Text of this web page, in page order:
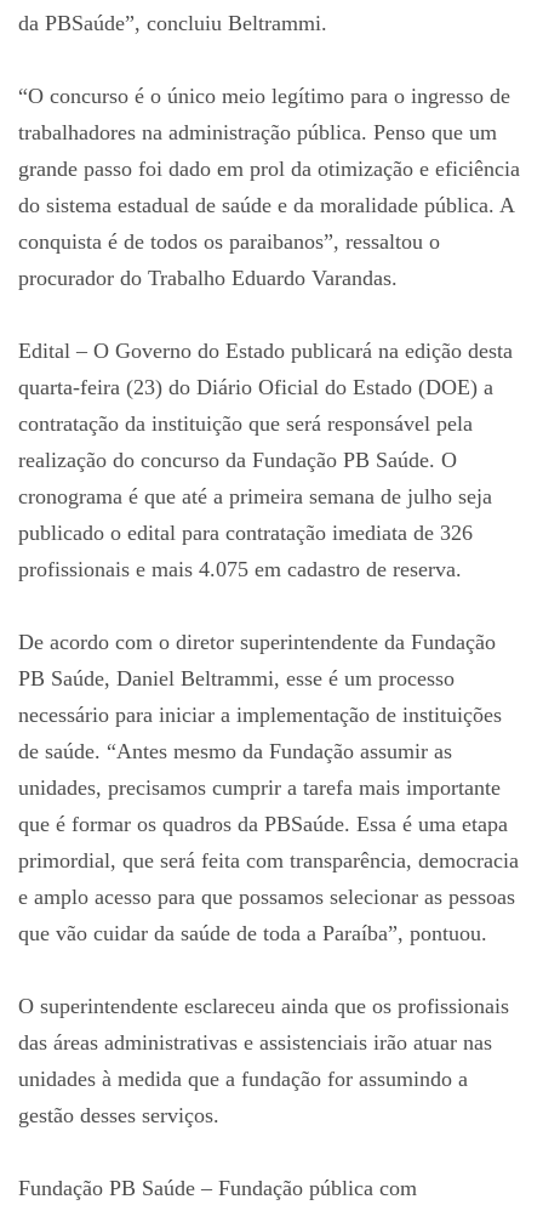
da PBSaúde”, concluiu Beltrammi.
“O concurso é o único meio legítimo para o ingresso de
trabalhadores na administração pública. Penso que um
grande passo foi dado em prol da otimização e eficiência
do sistema estadual de saúde e da moralidade pública. A
conquista é de todos os paraibanos”, ressaltou o
procurador do Trabalho Eduardo Varandas.
Edital – O Governo do Estado publicará na edição desta
quarta-feira (23) do Diário Oficial do Estado (DOE) a
contratação da instituição que será responsável pela
realização do concurso da Fundação PB Saúde. O
cronograma é que até a primeira semana de julho seja
publicado o edital para contratação imediata de 326
profissionais e mais 4.075 em cadastro de reserva.
De acordo com o diretor superintendente da Fundação
PB Saúde, Daniel Beltrammi, esse é um processo
necessário para iniciar a implementação de instituições
de saúde. “Antes mesmo da Fundação assumir as
unidades, precisamos cumprir a tarefa mais importante
que é formar os quadros da PBSaúde. Essa é uma etapa
primordial, que será feita com transparência, democracia
e amplo acesso para que possamos selecionar as pessoas
que vão cuidar da saúde de toda a Paraíba”, pontuou.
O superintendente esclareceu ainda que os profissionais
das áreas administrativas e assistenciais irão atuar nas
unidades à medida que a fundação for assumindo a
gestão desses serviços.
Fundação PB Saúde – Fundação pública com